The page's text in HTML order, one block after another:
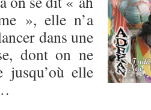
», elle n’a
dans une
dont on ne
jusqu’où elle